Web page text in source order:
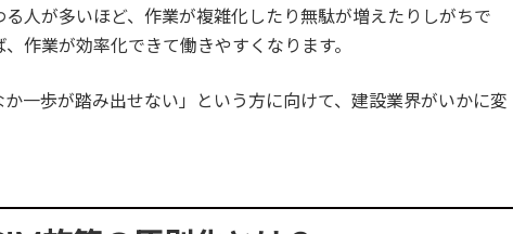
人が多いほど、作業が複雑化したり無駄が増えたりしがちで
作業が効率化できて働きやすくなります。
か一歩が踏み出せない」という方に向けて、建設業界がいかに変